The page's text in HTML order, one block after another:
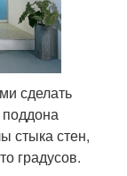
сделать
поддона
стыка стен,
градусов.